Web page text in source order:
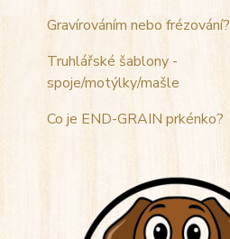
Gravírováním nebo frézování?
Truhlářské šablony -
spoje/motýlky/mašle
Co je END-GRAIN prkénko?